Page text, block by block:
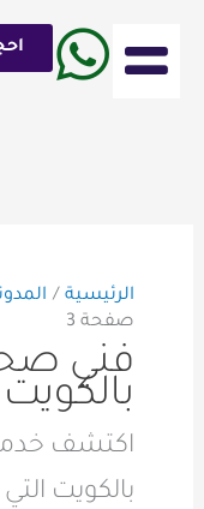
المحتوى
الرئيسية
صفحة 3
فني
بالكويت
اكتشف
بالكويت